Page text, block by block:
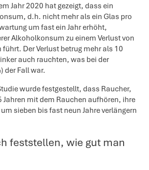
Jahr 2020 hat gezeigt, dass ein
d.h. nicht mehr als ein Glas pro
um fast ein Jahr erhöht,
Alkoholkonsum zu einem Verlust von
führt. Der Verlust betrug mehr als 10
auch rauchten, was bei der
der Fall war.
wurde festgestellt, dass Raucher,
Jahren mit dem Rauchen aufhören, ihre
sieben bis fast neun Jahre verlängern
feststellen, wie gut man